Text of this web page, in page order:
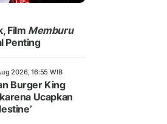
Film Memburu
Penting
2026, 16:55 WIB
Burger King
Ucapkan